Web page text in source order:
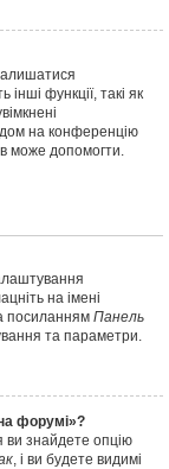
функції, такі як
на конференцію
може допомогти.
на імені
посиланням Панель
та параметри.
форумі»?
ви знайдете опцію
, і ви будете видимі